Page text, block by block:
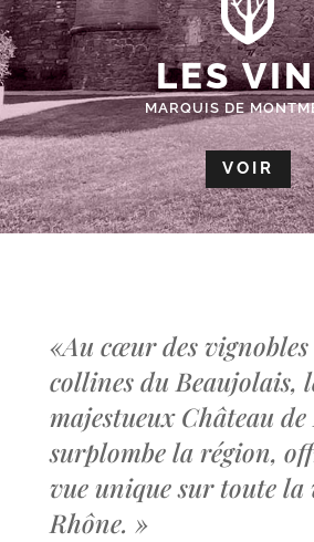
LES
MARQUIS DE
VOIR
«Au cœur des vignobles
collines du Beaujolais,
majestueux Château
surplombe la région,
vue unique sur toute la
Rhône. »